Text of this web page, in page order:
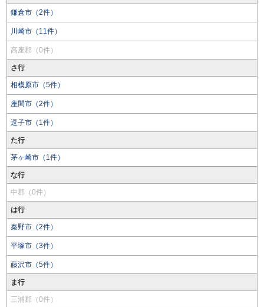
鎌倉市（2件）
川崎市（11件）
高座郡（0件）
さ行
相模原市（5件）
座間市（2件）
逗子市（1件）
た行
茅ヶ崎市（1件）
な行
中郡（0件）
は行
秦野市（2件）
平塚市（3件）
藤沢市（5件）
ま行
三浦郡（0件）